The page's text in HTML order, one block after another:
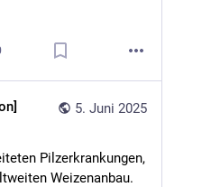
5. Juni 2025
Pilzerkrankungen,
Weizenanbau.